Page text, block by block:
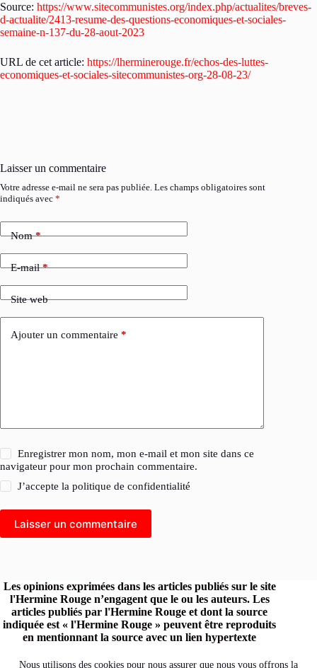
Nous utilisons des cookies pour nous assurer que nous vous offrons la
Source: https://www.sitecommunistes.org/index.php/actualites/breves-
d-actualite/2413-resume-des-questions-economiques-et-sociales-
semaine-n-137-du-28-aout-2023
URL de cet article: https://lherminerouge.fr/echos-des-luttes-
economiques-et-sociales-sitecommunistes-org-28-08-23/
Laisser un commentaire
Votre adresse e-mail ne sera pas publiée. Les champs obligatoires sont
indiqués avec *
Nom*
E-mail*
Site web
Ajouter un commentaire *
Enregistrer mon nom, mon e-mail et mon site dans ce
navigateur pour mon prochain commentaire.
J’accepte lapolitique de confidentialité
Laisser un commentaire
Les opinions exprimées dans les articles publiés sur le site
l'Hermine Rouge n’engagent que le ou les auteurs. Les
articles publiés par l'Hermine Rouge et dont la source
indiquée est « l'Hermine Rouge » peuvent être reproduits
en mentionnant la source avec un lien hypertexte
Retrouvez l'Hermine Rouge sur les réseaux :